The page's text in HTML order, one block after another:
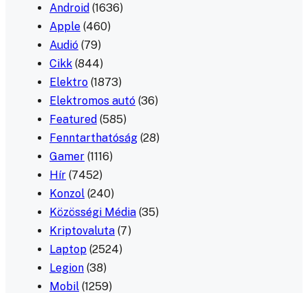
Android (1636)
Apple (460)
Audió (79)
Cikk (844)
Elektro (1873)
Elektromos autó (36)
Featured (585)
Fenntarthatóság (28)
Gamer (1116)
Hír (7452)
Konzol (240)
Közösségi Média (35)
Kriptovaluta (7)
Laptop (2524)
Legion (38)
Mobil (1259)